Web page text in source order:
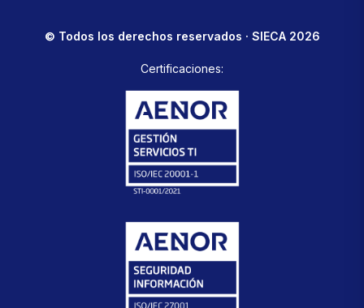
© Todos los derechos reservados · SIECA 2026
Certificaciones: